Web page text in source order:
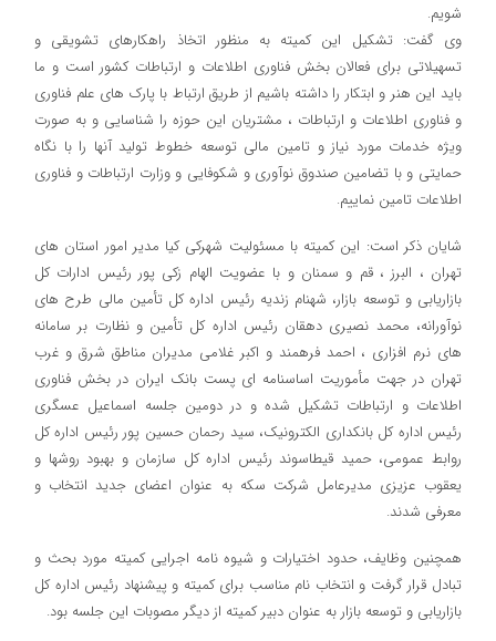
شویم.
وی گفت: تشکیل این کمیته به منظور اتخاذ راهکارهای تشویقی و
تسهیلاتی برای فعالان بخش فناوری اطلاعات و ارتباطات کشور است و ما
باید این هنر و ابتکار را داشته باشیم از طریق ارتباط با پارک های علم فناوری
و فناوری اطلاعات و ارتباطات ، مشتریان این حوزه را شناسایی و به صورت
ویژه خدمات مورد نیاز و تامین مالی توسعه خطوط تولید آنها را با نگاه
حمایتی و با تضامین صندوق نوآوری و شکوفایی و وزارت ارتباطات و فناوری
اطلاعات تامین نماییم.
شایان ذکر است: این کمیته با مسئولیت شهرکی کیا مدیر امور استان های
تهران ، البرز ، قم و سمنان و با عضویت الهام زکی پور رئیس ادارات کل
بازاریابی و توسعه بازار، شهنام زندیه رئیس اداره کل تأمین مالی طرح های
نوآورانه، محمد نصیری دهقان رئیس اداره کل تأمین و نظارت بر سامانه
های نرم افزاری ، احمد فرهمند و اکبر غلامی مدیران مناطق شرق و غرب
تهران در جهت مأموریت اساسنامه ای پست بانک ایران در بخش فناوری
اطلاعات و ارتباطات تشکیل شده و در دومین جلسه اسماعیل عسگری
رئیس اداره کل بانکداری الکترونیک، سید رحمان حسین پور رئیس اداره کل
روابط عمومی، حمید قیطاسوند رئیس اداره کل سازمان و بهبود روشها و
یعقوب عزیزی مدیرعامل شرکت سکه به عنوان اعضای جدید انتخاب و
معرفی شدند.
همچنین وظایف، حدود اختیارات و شیوه نامه اجرایی کمیته مورد بحث و
تبادل قرار گرفت و انتخاب نام مناسب برای کمیته و پیشنهاد رئیس اداره کل
بازاریابی و توسعه بازار به عنوان دبیر کمیته از دیگر مصوبات این جلسه بود.